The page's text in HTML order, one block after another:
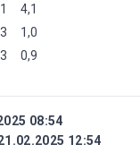
4,1
1,0
0,9
08:54
12:54